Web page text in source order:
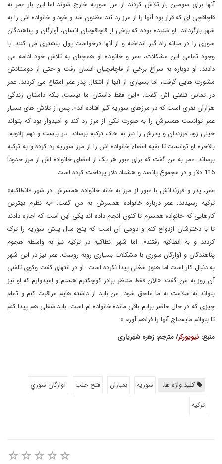
آنها برای سومین بار تلاش کردند از مرز سوریه خارج شوند اما این بار عمر به
قاچاقچی ای که قرار بود آنها را از مرز رد کند مظنون شد و خود و خانواده اش را به
شهر بازگرداند. او شنیده بوده که برخی از قاچاقچیان انسان، آوارگان و پناهندگان
سوری را در میانه راه گیر انداخته و از آنها درخواست پول بیشتری می کنند. با
وجود تمامی این مشکلات، عمر و خانواده او همچنان به تلاش خود ادامه می
دادند. او دوباره به سراغ برخی از قاچاقچیان انسان رفت و حتی از دوستانش
مشورت هایی گرفت، اما بسیاری از آنها از انتقال پدر عمر امتناع می کردند. عمر
در تماس تلفنی اش گفت: «این فقط داستان ما نیست، بلکه داستان زندگی
هزاران نفری است که در مرزهای سوریه گیر افتاده اند». پس از تلاش های بسیار
عمر توانست همسرش را به صورت تکی از مرز رد کند و امیدوار بود که بتواند
خیلی زود فرزندان و پدرش را نیز به خاک ترکیه برساند. در بیست و نهم ژانویه،
بالاخره او توانست تا بقیه اعضاء خانواده اش را از مرز سوریه رد کرده و به ترکیه
برساند. عمر به من گفت که برای عبور هر یک از اعضای خانواده اش از مرز حدوداً
116 دلار و در مجموع پانصد و هشتاد دلار پرداخت کرده است.
عمر، پدر و فرزندانش با عبور از مرز به خانه خانواده همسرش در شهر «انطاکیه»
ترکیه رسیدند. عمر درباره خانواده همسرش به من گفت: «به نظرم بهترین
کارهایی که خانواده همسرم تا کنون انجام داده اند یکی این است که اجازه دادند
تا با دخترشان ازدواج کنم و دومی آن است که پنج سال پیش سوریه را ترک
کردند و به انطاکیه رفتند». اما شهر انطاکیه در ترکیه نیز به واسطه هجوم
پناهندگان و آوارگان سوری با مشکلات بسیاری روبه روست. عمر نیز در این شهر
به دنبال کار است اما هنوز شغلی پیدا نکرده است. او در انتهای گفت وگوی تلفنی
آن روز به من گفت: «الآن فقط منتظر برادر کوچکترم هستم و امیدوارم که او نیز
بتواند به سلامت به ما ملحق شود. من باید از داشته هایم مراقبت کنم و تمام
چیزی که در حال حاضر برایم باقی مانده خانواده ام است. باید شغلی هم پیدا کنم
تا بتوانم مایحتاج آنها را فراهم آورم.»
منبع: نیویورکر/ مترجم: زهره شهریاری
کلید واژه ها: سوريه بمباران فتح حلب
آوارگان سوري
تركيه